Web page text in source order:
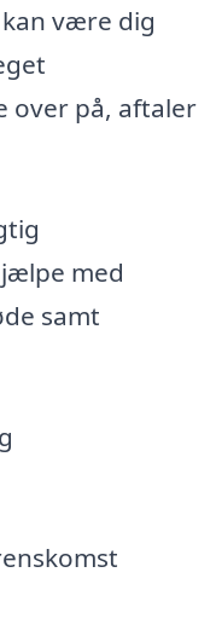
være dig
over på, aftaler
med
samt